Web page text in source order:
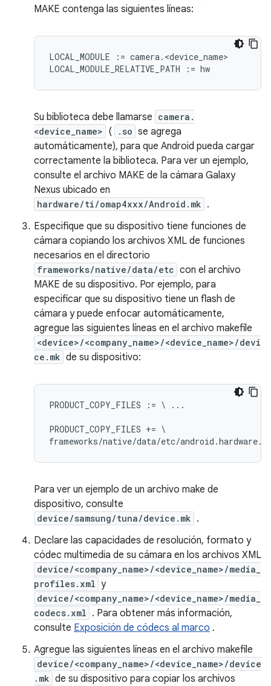
MAKE contenga las siguientes líneas:
LOCAL_MODULE := camera.<device_name>
Su biblioteca debe llamarse camera.
<device_name> ( .so se agrega
automáticamente), para que Android pueda cargar
correctamente la biblioteca. Para ver un ejemplo,
consulte el archivo MAKE de la cámara Galaxy
Nexus ubicado en
hardware/ti/omap4xxx/Android.mk .
Especifique que su dispositivo tiene funciones de
cámara copiando los archivos XML de funciones
necesarios en el directorio
frameworks/native/data/etc con el archivo
MAKE de su dispositivo. Por ejemplo, para
especificar que su dispositivo tiene un flash de
cámara y puede enfocar automáticamente,
agregue las siguientes líneas en el archivo makefile
<device>/<company_name>/<device_name>/devi
ce.mk de su dispositivo:
PRODUCT_COPY_FILES := \ ...
PRODUCT_COPY_FILES += \
Para ver un ejemplo de un archivo make de
dispositivo, consulte
device/samsung/tuna/device.mk .
Declare las capacidades de resolución, formato y
códec multimedia de su cámara en los archivos XML
device/<company_name>/<device_name>/media_
profiles.xml y
device/<company_name>/<device_name>/media_
codecs.xml . Para obtener más información,
consulte Exposición de códecs al marco .
Agregue las siguientes líneas en el archivo makefile
device/<company_name>/<device_name>/device
.mk de su dispositivo para copiar los archivos